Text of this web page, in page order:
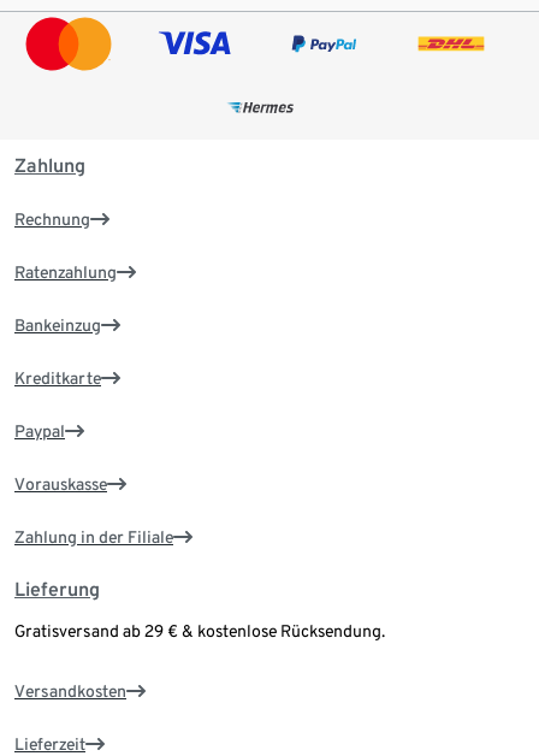
Zahlung
Rechnung
Ratenzahlung
Bankeinzug
Kreditkarte
Paypal
Vorauskasse
Zahlung in der Filiale
Lieferung
Gratisversand ab 29 € & kostenlose Rücksendung.
Versandkosten
Lieferzeit